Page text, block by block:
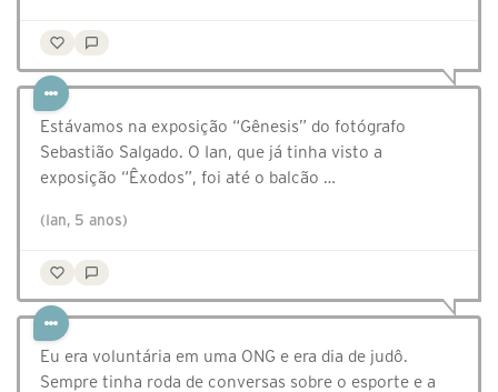
Estávamos na exposição “Gênesis” do fotógrafo
Sebastião Salgado. O Ian, que já tinha visto a
exposição “Êxodos”, foi até o balcão …
(Ian, 5 anos)
Eu era voluntária em uma ONG e era dia de judô.
Sempre tinha roda de conversas sobre o esporte e a